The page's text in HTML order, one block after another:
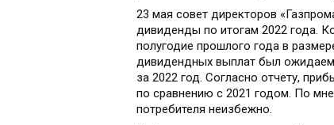
23 мая совет директоров
дивиденды по итогам 2022 года.
полугодие прошлого года в
дивидендных выплат был
за 2022 год. Согласно отчету,
по сравнению с 2021 годом. По
потребителя неизбежно.